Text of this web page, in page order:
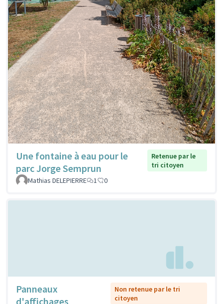
Une fontaine à eau pour le
parc Jorge Semprun
Retenue par le
tri citoyen
Mathias DELEPIERRE
1 0
Panneaux
d'affichages
Non retenue par le tri
citoyen